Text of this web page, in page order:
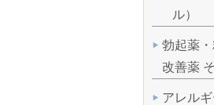
ル）
勃起薬
改善薬
アレル